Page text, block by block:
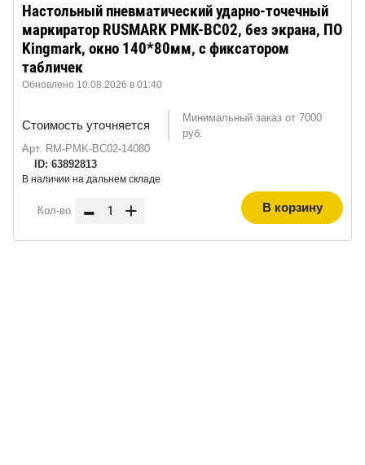
Арт. RM-PMK-BC02-14080
ID: 63892813
Настольный пневматический ударно-точечный
маркиратор RUSMARK PMK-BC02, без экрана, ПО
Kingmark, окно 140*80мм, с фиксатором
табличек
Обновлено 10.08.2026 в 01:40
Стоимость уточняется
Минимальный заказ от 7000
руб.
В наличии на дальнем складе
Кол-во - + В корзину